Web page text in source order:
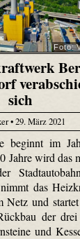
Foto:
sich
• 29. März 2021
beginnt im
Jahre wird das
das
Netz und
der
und